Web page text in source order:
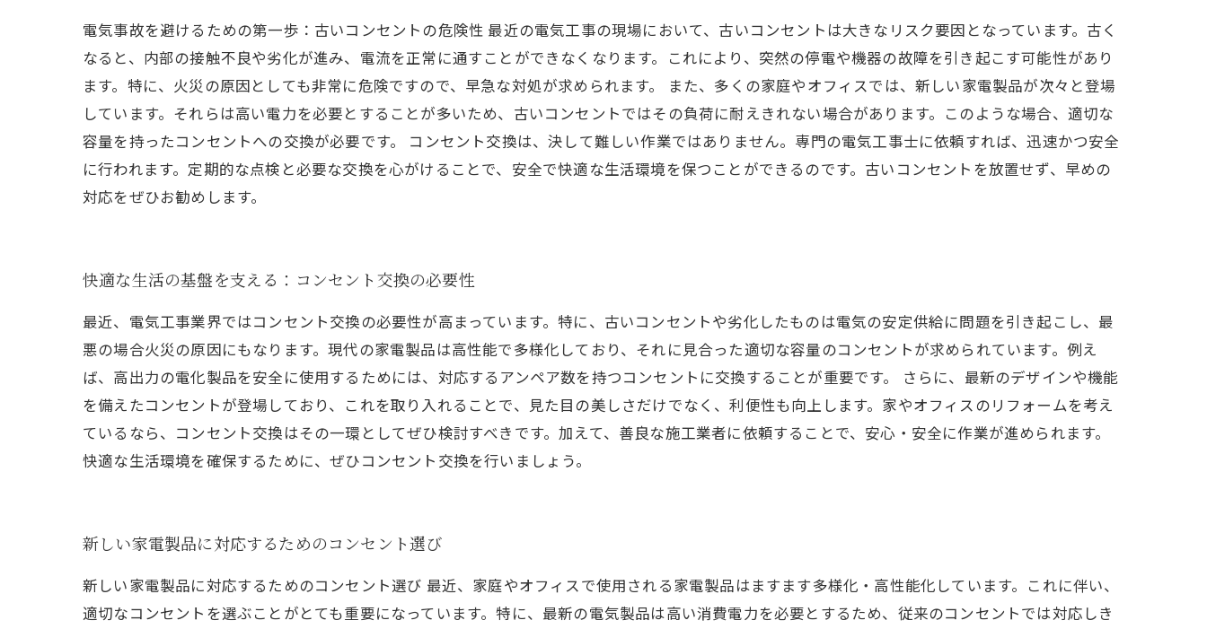
電気事故を避けるための第一歩：古いコンセントの危険性 最近の電気工事の現場において、古いコンセントは大きなリスク要因となっています。古く
なると、内部の接触不良や劣化が進み、電流を正常に通すことができなくなります。これにより、突然の停電や機器の故障を引き起こす可能性があり
ます。特に、火災の原因としても非常に危険ですので、早急な対処が求められます。 また、多くの家庭やオフィスでは、新しい家電製品が次々と登場
しています。それらは高い電力を必要とすることが多いため、古いコンセントではその負荷に耐えきれない場合があります。このような場合、適切な
容量を持ったコンセントへの交換が必要です。 コンセント交換は、決して難しい作業ではありません。専門の電気工事士に依頼すれば、迅速かつ安全
に行われます。定期的な点検と必要な交換を心がけることで、安全で快適な生活環境を保つことができるのです。古いコンセントを放置せず、早めの
対応をぜひお勧めします。
快適な生活の基盤を支える：コンセント交換の必要性
最近、電気工事業界ではコンセント交換の必要性が高まっています。特に、古いコンセントや劣化したものは電気の安定供給に問題を引き起こし、最
悪の場合火災の原因にもなります。現代の家電製品は高性能で多様化しており、それに見合った適切な容量のコンセントが求められています。例え
ば、高出力の電化製品を安全に使用するためには、対応するアンペア数を持つコンセントに交換することが重要です。 さらに、最新のデザインや機能
を備えたコンセントが登場しており、これを取り入れることで、見た目の美しさだけでなく、利便性も向上します。家やオフィスのリフォームを考え
ているなら、コンセント交換はその一環としてぜひ検討すべきです。加えて、善良な施工業者に依頼することで、安心・安全に作業が進められます。
快適な生活環境を確保するために、ぜひコンセント交換を行いましょう。
新しい家電製品に対応するためのコンセント選び
新しい家電製品に対応するためのコンセント選び 最近、家庭やオフィスで使用される家電製品はますます多様化・高性能化しています。これに伴い、
適切なコンセントを選ぶことがとても重要になっています。特に、最新の電気製品は高い消費電力を必要とするため、従来のコンセントでは対応しき